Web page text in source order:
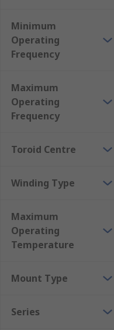
Minimum
Operating
Frequency
Maximum
Operating
Frequency
Toroid Centre
Winding Type
Maximum
Operating
Temperature
Mount Type
Series